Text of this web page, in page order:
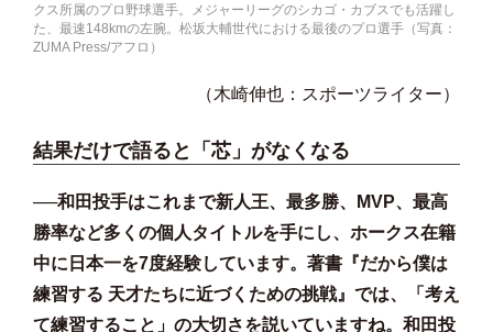
クス所属のプロ野球選手。メジャーリーグのシカゴ・カブスでも活躍し
た、最速148kmの左腕。松坂大輔世代における最後のプロ選手（写真：
ZUMA Press/アフロ）
（木崎伸也：スポーツライター）
結果だけで語ると「芯」がなくなる
──和田投手はこれまで新人王、最多勝、MVP、最高
勝率など多くの個人タイトルを手にし、ホークス在籍
中に日本一を7度経験しています。著書『だから僕は
練習する 天才たちに近づくための挑戦』では、「考え
て練習すること」の大切さを説いていますね。和田投